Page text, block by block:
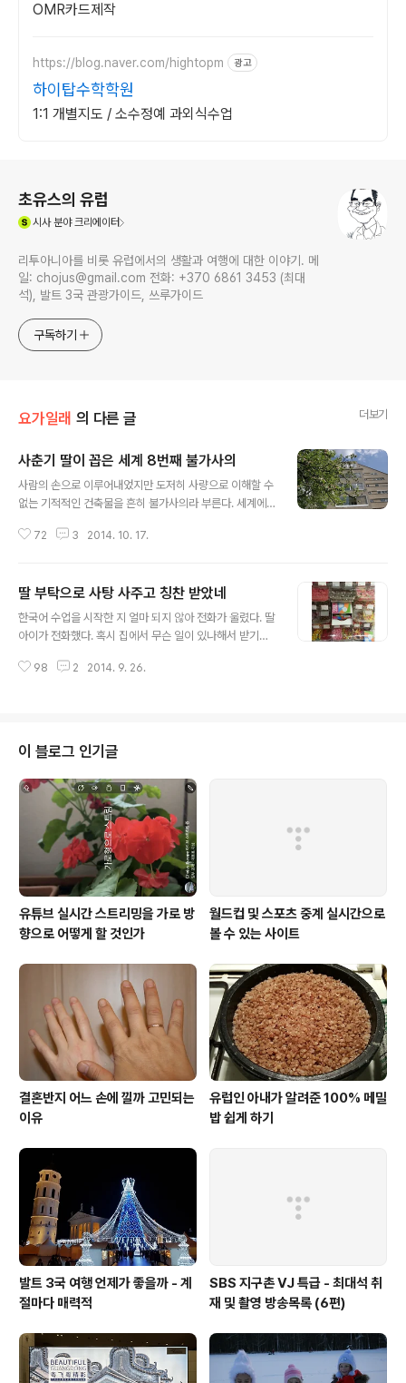
OMR카드제작
https://blog.naver.com/hightopm 광고
하이탑수학학원
1:1 개별지도 / 소수정예 과외식수업
초유스의 유럽
시사분야 크리에이터
리투아니아를 비롯 유럽에서의 생활과 여행에 대한 이야기. 메
일: chojus@gmail.com 전화: +370 6861 3453 (최대
석), 발트 3국 관광가이드, 쓰루가이드
구독하기
요가일래 의 다른 글 더보기
사춘기 딸이 꼽은 세계 8번째 불가사의
사람의 손으로 이루어내었지만 도저히 사량으로 이해할 수
없는 기적적인 건축물을 흔히 불가사의라 부른다. 세계에
사의는 대피라미드, 바빌론 공중 정원, 알렉산드리아 등대,
세의 세계 7대 불가사의는 스톤헨지, 콜로세움, 카타콤베,
만리장성, 영곡탑, 하기야 소피아, 피사탑이다. 2007년 새
로운 세계 7대 기적이 발표되었다. 이는 마추픽추, 리우데
마할, 요르단 페트라, 로마 콜로세움이다. 근래 들어 사춘기
72 3 2014. 10. 17.
딸 부탁으로 사탕 사주고 칭찬 받았네
한국어 수업을 시작한 지 얼마 되지 않아 전화가 울렸다. 딸
아이가 전화했다. 혹시 집에서 무슨 일이 있나해서 받기로
것 같았다. "아빠!""왜?""집에 올 때 사탕을 30개 사올 수
인근에 있는 가게를 찾았다. 무슨 사탕을 살까 고민스러웠
다. 물어보려고 전화했다. "아빠가 어떤 사탕을 사줄
까?""사진을 찍어 페이스북으로 보내줘." * 딸아이와 페이
스북으로 주고 받은 내용이다. 한글로 옮겨 적으면 이렇다:
제일 위에 세 번째. 건데 하나 둘 셋 넷 그렇게 세려면 안 돼.
98 2 2014. 9. 26.
이 블로그 인기글
유튜브 실시간 스트리밍을 가로 방
향으로 어떻게 할 것인가
월드컵 및 스포츠 중계 실시간으로
볼 수 있는 사이트
결혼반지 어느 손에 낄까 고민되는
이유
유럽인 아내가 알려준 100% 메밀
밥 쉽게 하기
발트 3국 여행 언제가 좋을까 - 계
절마다 매력적
SBS 지구촌 VJ 특급 - 최대석 취
재 및 촬영 방송목록 (6편)